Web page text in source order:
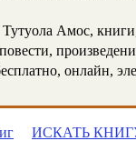
Амос,
онлайн,
ИСКАТЬ